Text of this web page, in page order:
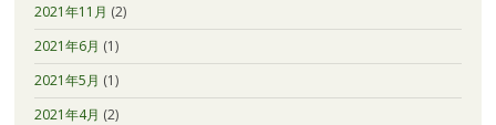
2021年11月 (2)
2021年6月 (1)
2021年5月 (1)
2021年4月 (2)